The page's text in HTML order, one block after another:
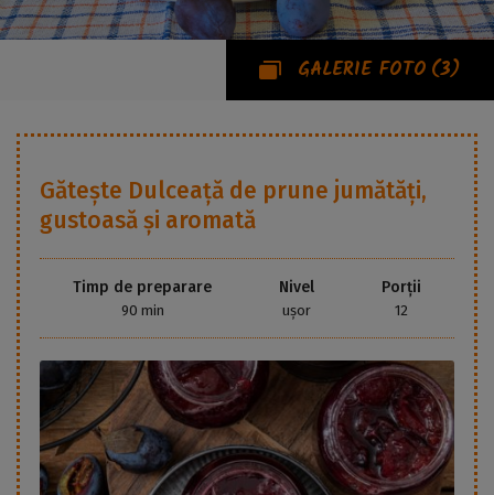
GALERIE FOTO (3)
Gătește Dulceață de prune jumătăți,
gustoasă și aromată
Timp de preparare
90 min
Nivel
ușor
Porții
12